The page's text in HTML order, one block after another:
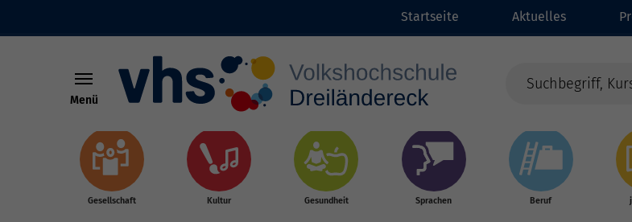
Skip to main content
Startseite Aktuelles
Menü
Gesellschaft Kultur Gesundheit Sprachen Beruf